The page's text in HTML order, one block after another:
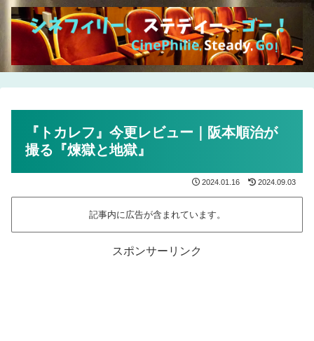
『トカレフ』今更レビュー｜阪本順治が
撮る『煉獄と地獄』
2024.01.16 2024.09.03
記事内に広告が含まれています。
スポンサーリンク